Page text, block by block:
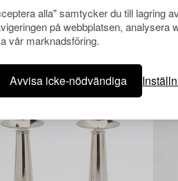
alla" samtycker du till lagring
på webbplatsen, analysera
vår marknadsföring.
Avvisa icke-nödvändiga
har även tittat på